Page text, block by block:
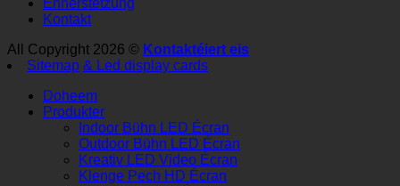
Ënnerstëtzung
Kontakt
All Copyright 2026 © Kontaktéiert eis
Sitemap & Led display cards
Doheem
Produkter
Indoor Bühn LED Écran
Outdoor Bühn LED Écran
Kreativ LED Video Écran
Klenge Pech HD Écran